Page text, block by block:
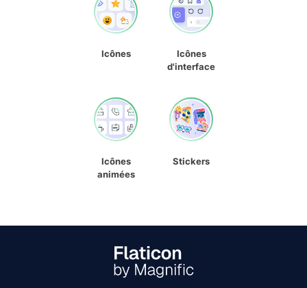
Icônes
Icônes
d'interface
Icônes
animées
Stickers